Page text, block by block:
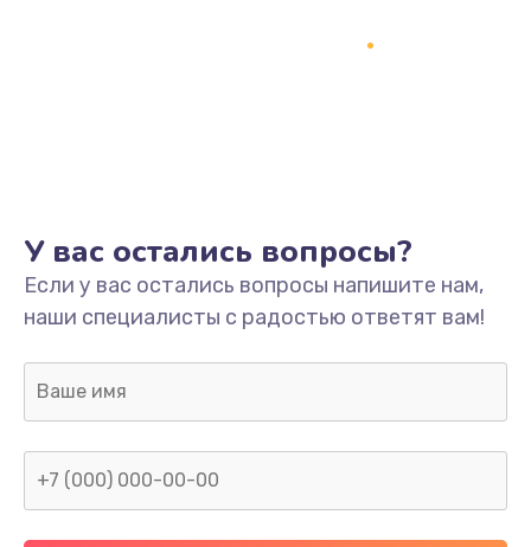
У вас остались вопросы?
Если у вас остались вопросы напишите нам,
наши специалисты с радостью ответят вам!